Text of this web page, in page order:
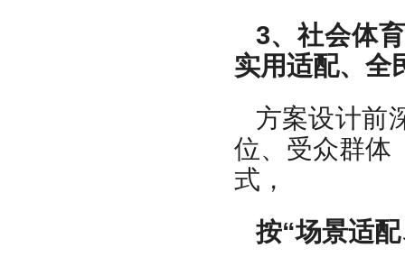
3、社会体
实用适配、全
方案设计前
位、受众群体
式，
按“场景适